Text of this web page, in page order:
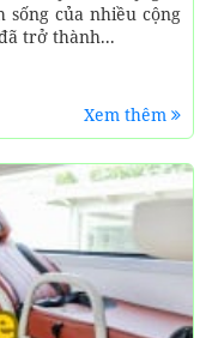
sống của nhiều cộng
trở thành...
Xem thêm